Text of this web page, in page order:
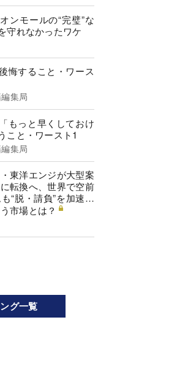
ンモールの“完璧”な
守れなかったワケ
悔すること・ワース
集局
もっと早くしておけ
こと・ワースト1
集局
東洋エンジが大型案
転換へ、世界で空前
“脱・請負”を加速…
市場とは？
グ一覧